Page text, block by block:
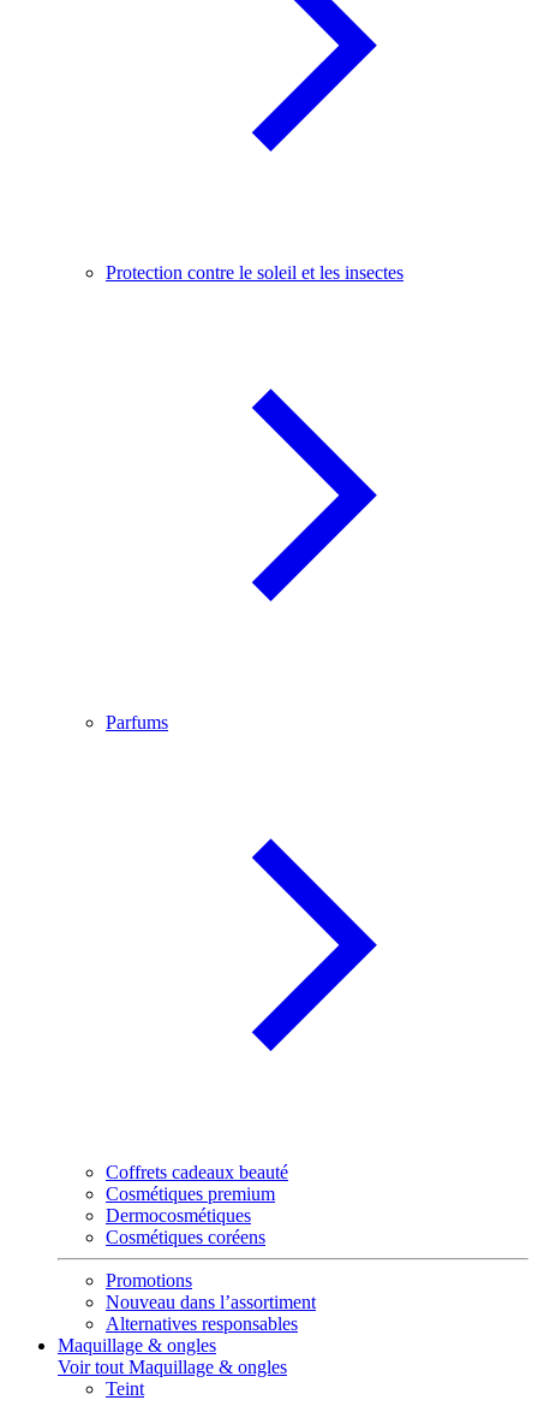
Protection contre le soleil et les insectes
Parfums
Coffrets cadeaux beauté
Cosmétiques premium
Dermocosmétiques
Cosmétiques coréens
Promotions
Nouveau dans l’assortiment
Alternatives responsables
Maquillage & ongles
Voir tout Maquillage & ongles
Teint